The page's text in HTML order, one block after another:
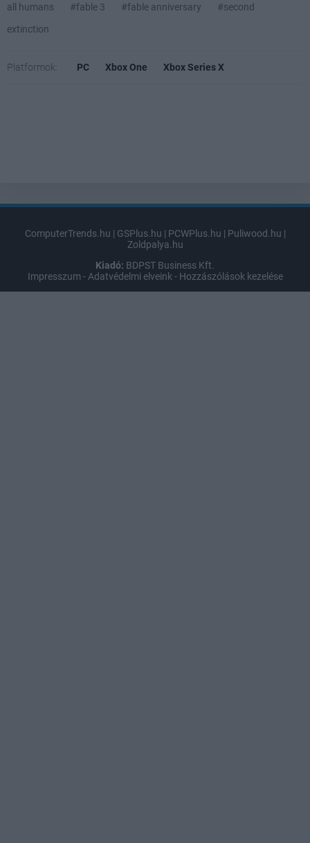
all humans
#fable 3 #fable anniversary
#second
extinction
Platformok: PC Xbox One Xbox Series X
ComputerTrends.hu | GSPlus.hu | PCWPlus.hu | Puliwood.hu |
Zoldpalya.hu
Kiadó: BDPST Business Kft.
Impresszum - Adatvédelmi elveink - Hozzászólások kezelése